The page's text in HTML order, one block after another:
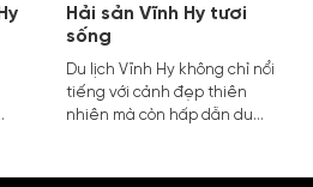
Hải sản Vĩnh Hy tươi
sống
Du lịch Vĩnh Hy không chỉ nổi
tiếng với cảnh đẹp thiên
nhiên mà còn hấp dẫn du